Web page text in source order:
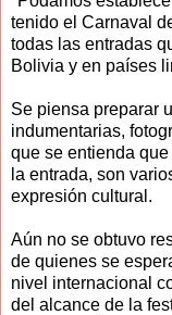
tenido el Carnaval
todas las entradas
Bolivia y en países
Se piensa preparar
indumentarias,
que se entienda
la entrada, son
expresión cultural.
Aún no se obtuvo
de quienes se
nivel internacional
del alcance de la